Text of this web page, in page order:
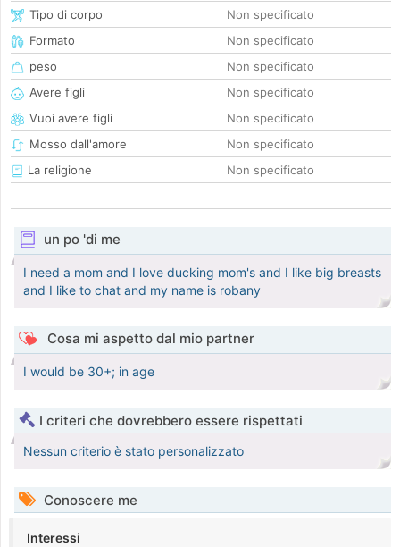
Tipo di corpo
Non specificato
Formato
Non specificato
peso
Non specificato
Avere figli
Non specificato
Vuoi avere figli
Non specificato
Mosso dall'amore
Non specificato
La religione
Non specificato
un po 'di me
I need a mom and I love ducking mom's and I like big breasts
and I like to chat and my name is robany
Cosa mi aspetto dal mio partner
I would be 30+; in age
I criteri che dovrebbero essere rispettati
Nessun criterio è stato personalizzato
Conoscere me
Interessi